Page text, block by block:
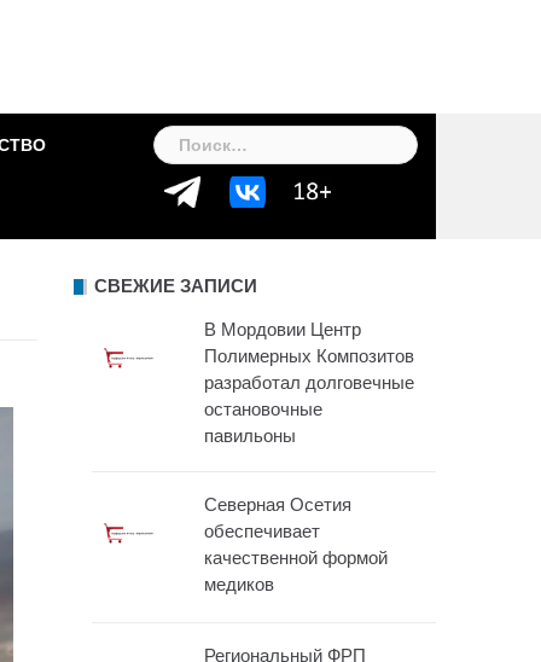
Найти:
СВЕЖИЕ ЗАПИСИ
В Мордовии Центр
Полимерных Композитов
разработал долговечные
остановочные
павильоны
Северная Осетия
обеспечивает
качественной формой
медиков
Региональный ФРП